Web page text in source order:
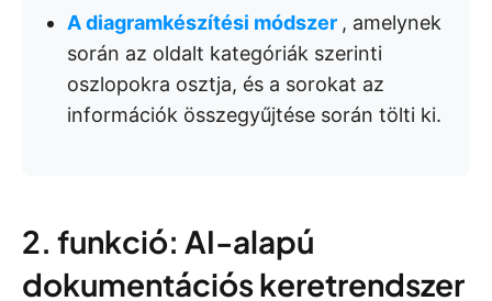
A diagramkészítési módszer , amelynek
során az oldalt kategóriák szerinti
oszlopokra osztja, és a sorokat az
információk összegyűjtése során tölti ki.
2. funkció: AI-alapú
dokumentációs keretrendszer